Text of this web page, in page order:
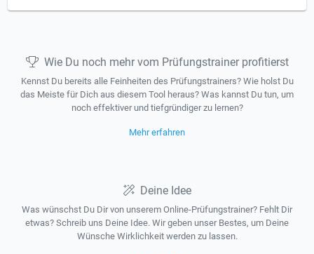
Wie Du noch mehr vom Prüfungstrainer profitierst
Kennst Du bereits alle Feinheiten des Prüfungstrainers? Wie holst Du
das Meiste für Dich aus diesem Tool heraus? Was kannst Du tun, um
noch effektiver und tiefgründiger zu lernen?
Mehr erfahren
Deine Idee
Was wünschst Du Dir von unserem Online-Prüfungstrainer? Fehlt Dir
etwas? Schreib uns Deine Idee. Wir geben unser Bestes, um Deine
Wünsche Wirklichkeit werden zu lassen.